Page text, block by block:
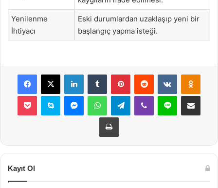
Yenilenme
İhtiyacı
Eski durumlardan uzaklaşıp yeni bir
başlangıç yapma isteği.
Facebook
X LinkedInTumblr PinterestReddit VKontakte
Pocket Skype MessengerWhatsAppTelegramViber Line E-Posta ile
Yazdır
Kayıt Ol